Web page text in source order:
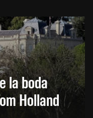
la boda
Holland